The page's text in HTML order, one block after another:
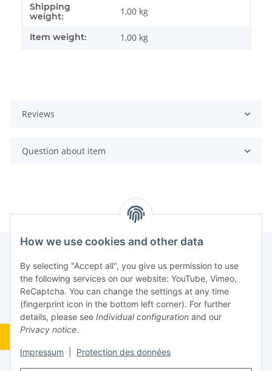
How we use cookies and other data
By selecting "Accept all", you give us permission to use
the following services on our website: YouTube, Vimeo,
ReCaptcha. You can change the settings at any time
(fingerprint icon in the bottom left corner). For further
details, please see Individual configuration and our
Privacy notice.
Impressum Protection des données
#productDetails.itemInformation#
#productDetails.itemValue#
Shipping
weight:
1,00 kg
Item weight: 1,00 kg
Reviews
Question about item
Widerrufsbutton